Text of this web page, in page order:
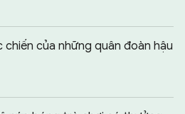
chiến của những quân đoàn hậu